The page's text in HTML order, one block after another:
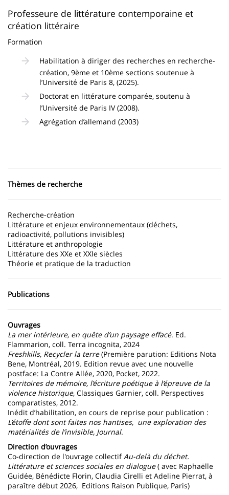
content
page
Contenu
de
la
page
principale
Professeure de littérature contemporaine et
création littéraire
Formation
Habilitation à diriger des recherches en recherche-
création, 9ème et 10ème sections soutenue à
l’Université de Paris 8, (2025).
Doctorat en littérature comparée, soutenu à
l’Université de Paris IV (2008).
Agrégation d’allemand (2003)
Thèmes de recherche
Recherche-création
Littérature et enjeux environnementaux (déchets,
radioactivité, pollutions invisibles)
Littérature et anthropologie
Littérature des XXe et XXIe siècles
Théorie et pratique de la traduction
Publications
Ouvrages
La mer intérieure, en quête d’un paysage effacé. Ed.
Flammarion, coll. Terra incognita, 2024
Freshkills, Recycler la terre(Première parution: Editions Nota
Bene, Montréal, 2019. Edition revue avec une nouvelle
postface: La Contre Allée, 2020, Pocket, 2022.
Territoires de mémoire, l’écriture poétique à l’épreuve de la
violence historique, Classiques Garnier, coll. Perspectives
comparatistes, 2012.
Inédit d’habilitation, en cours de reprise pour publication :
L’étoffe dont sont faites nos hantises, une exploration des
matérialités de l’invisible, Journal.
Direction d’ouvrages
Co-direction de l'ouvrage collectifAu-delà du déchet.
Littérature et sciences sociales en dialogue( avec Raphaëlle
Guidée, Bénédicte Florin, Claudia Cirelli et Adeline Pierrat, à
paraître début 2026, Editions Raison Publique, Paris)